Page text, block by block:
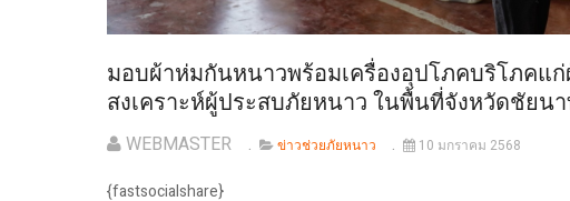
มอบผ้าห่มกันหนาวพร้อมเครื่องอุปโภคบริโภคแ
สงเคราะห์ผู้ประสบภัยหนาว ในพื้นที่จังหวัดชัยน
WEBMASTER ข่าวช่วยภัยหนาว 10 มกราคม 2568
{fastsocialshare}